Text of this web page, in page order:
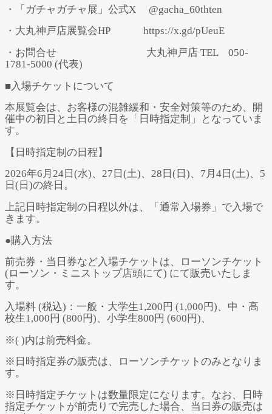
・「ガチャガチャ展」公式X @gacha_60thten
・大丸神戸店展覧会HP https://x.gd/pUeuE
・お問合せ 大丸神戸店 TEL 050-
1781-5000 (代表)
■入場チケットについて
本展覧会は、お客様の混雑緩和・安全対策等のため、開
催中の初日と土日の終日を「日時指定制」となっていま
す。
【日時指定制の日程】
2026年6月24日(水)、27日(土)、28日(日)、7月4日(土)、5
日(日)の終日。
上記日時指定制の日程以外は、「通常入場券」で入場で
きます。
●購入方法
前売券・当日券など入場チケットは、ローソンチケット
(ローソン・ミニストップ店頭にて) にて販売いたしま
す。
入場料 (税込)：一般・大学生1,200円 (1,000円)、中・高
校生1,000円 (800円)、小学生800円 (600円)、
※( )内は前売料金。
※日時指定券の販売は、ローソンチケットのみとなりま
す。
※日時指定チケットは数量限定になります。なお、日時
指定チケットが前売りで完売した場合、当日券の販売は